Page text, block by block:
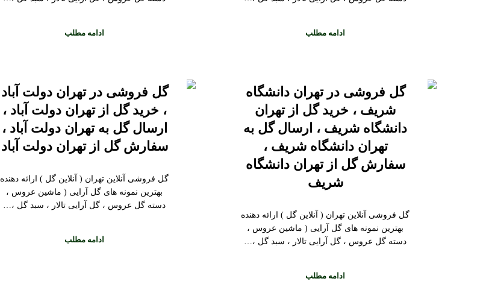
ادامه مطلب ادامه مطلب
گل فروشی در تهران دانشگاه
شریف ، خرید گل از تهران
دانشگاه شریف ، ارسال گل به
تهران دانشگاه شریف ،
سفارش گل از تهران دانشگاه
شریف
گل فروشی آنلاین تهران ( آنلاین گل ) ارائه دهنده
بهترین نمونه های گل آرایی ( ماشین عروس ،
دسته گل عروس ، گل آرایی تالار ، سبد گل ،…
ادامه مطلب
گل فروشی در تهران دولت آباد
، خرید گل از تهران دولت آباد ،
ارسال گل به تهران دولت آباد ،
سفارش گل از تهران دولت آباد
گل فروشی آنلاین تهران ( آنلاین گل ) ارائه دهنده
بهترین نمونه های گل آرایی ( ماشین عروس ،
دسته گل عروس ، گل آرایی تالار ، سبد گل ،…
ادامه مطلب